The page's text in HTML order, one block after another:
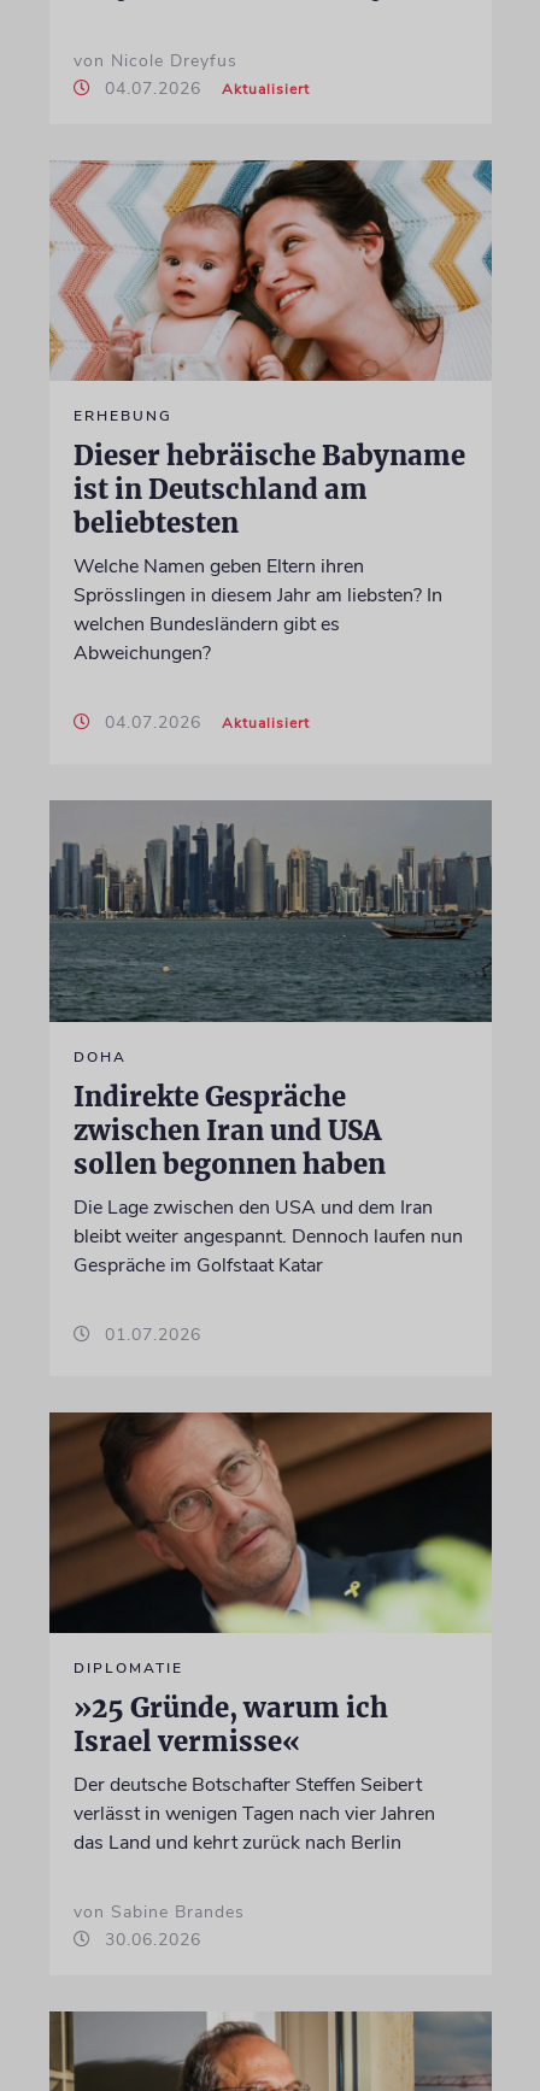
von Nicole Dreyfus
04.07.2026
Aktualisiert
ERHEBUNG
Dieser hebräische Babyname
ist in Deutschland am
beliebtesten
Welche Namen geben Eltern ihren
Sprösslingen in diesem Jahr am liebsten? In
welchen Bundesländern gibt es
Abweichungen?
04.07.2026 Aktualisiert
DOHA
Indirekte Gespräche
zwischen Iran und USA
sollen begonnen haben
Die Lage zwischen den USA und dem Iran
bleibt weiter angespannt. Dennoch laufen nun
Gespräche im Golfstaat Katar
01.07.2026
DIPLOMATIE
»25 Gründe, warum ich
Israel vermisse«
Der deutsche Botschafter Steffen Seibert
verlässt in wenigen Tagen nach vier Jahren
das Land und kehrt zurück nach Berlin
von Sabine Brandes
30.06.2026